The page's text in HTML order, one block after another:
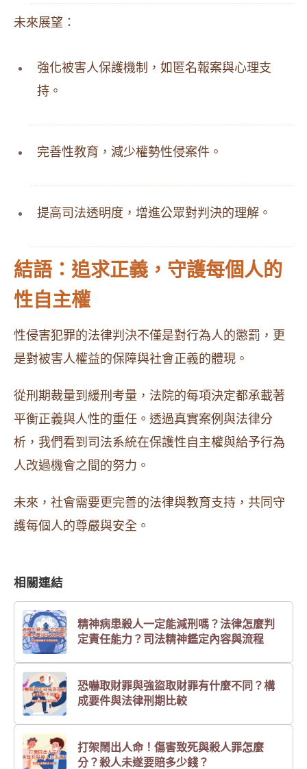
未來展望：
強化被害人保護機制，如匿名報案與心理支
持。
完善性教育，減少權勢性侵案件。
提高司法透明度，增進公眾對判決的理解。
結語：追求正義，守護每個人的
性自主權
性侵害犯罪的法律判決不僅是對行為人的懲罰，更
是對被害人權益的保障與社會正義的體現。
從刑期裁量到緩刑考量，法院的每項決定都承載著
平衡正義與人性的重任。透過真實案例與法律分
析，我們看到司法系統在保護性自主權與給予行為
人改過機會之間的努力。
未來，社會需要更完善的法律與教育支持，共同守
護每個人的尊嚴與安全。
相關連結
精神病患殺人一定能減刑嗎？法律怎麼判
定責任能力？司法精神鑑定內容與流程
恐嚇取財罪與強盜取財罪有什麼不同？構
成要件與法律刑期比較
打架鬧出人命！傷害致死與殺人罪怎麼
分？殺人未遂要賠多少錢？